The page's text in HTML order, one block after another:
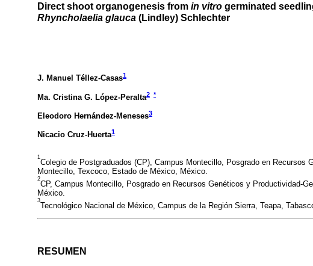
Direct shoot organogenesis from in vitro germinated
Rhyncholaelia glauca (Lindley) Schlechter
J. Manuel Téllez-Casas1
Ma. Cristina G. López-Peralta2 *
Eleodoro Hernández-Meneses3
Nicacio Cruz-Huerta1
1
Colegio de Postgraduados (CP), Campus Montecillo, Posgrado en Recursos
Montecillo, Texcoco, Estado de México, México.
2
CP, Campus Montecillo, Posgrado en Recursos Genéticos y Productividad-
México.
3
Tecnológico Nacional de México, Campus de la Región Sierra, Teapa,
RESUMEN